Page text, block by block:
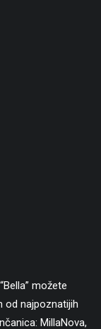
možete
od najpoznatijih
MillaNova,